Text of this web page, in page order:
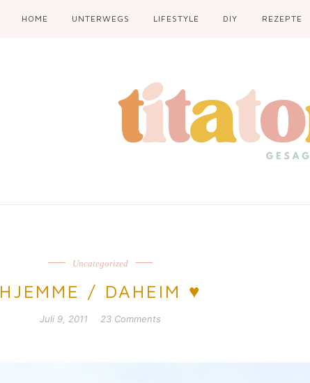
HOME UNTERWEGS LIFESTYLE DIY REZEPTE
Uncategorized
HJEMME / DAHEIM ♥
Juli 9, 2011 23 Comments